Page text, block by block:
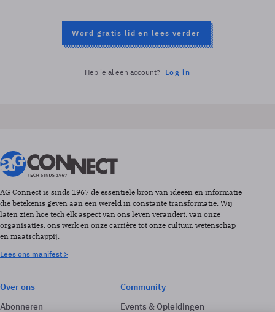
Word gratis lid en lees verder
Heb je al een account? Log in
AG Connect is sinds 1967 de essentiële bron van ideeën en informatie
die betekenis geven aan een wereld in constante transformatie. Wij
laten zien hoe tech elk aspect van ons leven verandert, van onze
organisaties, ons werk en onze carrière tot onze cultuur, wetenschap
en maatschappij.
Lees ons manifest >
Over ons
Abonneren
Community
Events & Opleidingen